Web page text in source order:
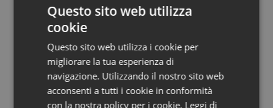
Tumori del Polmone & Testa Collo
Tumori gastrointestinali
Ulcera & Reflusso
Vaccini
appuntamento (“Sistema della cura e sistema famiglia”,
15 giugno) intende approfondire e sperimentare i
principi della visione sistemica per poter esplorare con
rispetto e competenza “il mondo dell’altro”(paziente,
familiare, collega) rendendo le comunicazioni più
efficaci e migliorandone sia la qualità oggettiva che la
qualità percepita.
Questo sito web utilizza
cookie
Questo sito web utilizza i cookie per
migliorare la tua esperienza di
navigazione. Utilizzando il nostro sito web
acconsenti a tutti i cookie in conformità
con la nostra policy per i cookie. Leggi di